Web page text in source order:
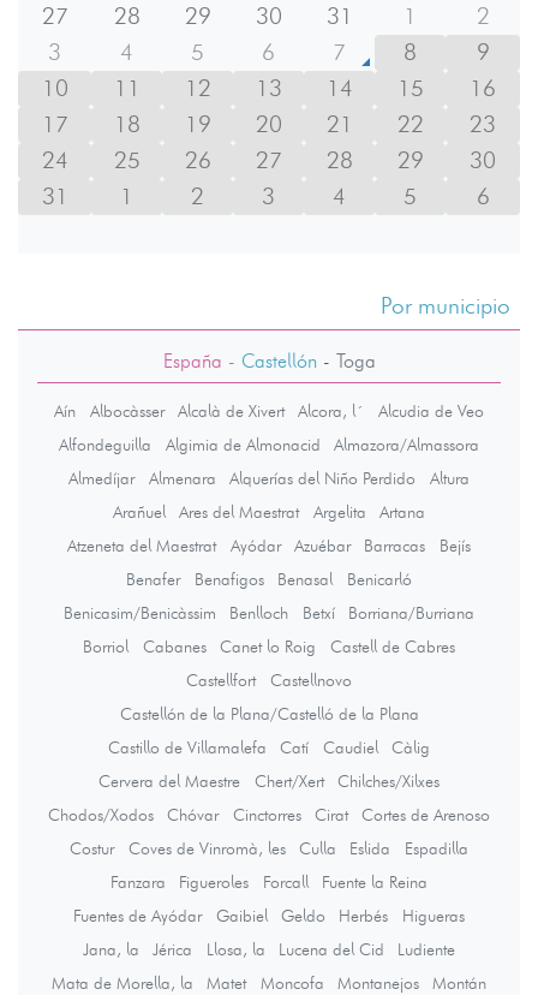
27
28 29 30 31 1
2
3
4 5 6 7 8
9
10
11 12 13 14 15
16
17
18 19 20 21 22
23
24
25 26 27 28 29
30
31
1 2 3 4 5 6
Por municipio
España - Castellón- Toga
Aín Albocàsser Alcalà de Xivert Alcora, l´
Alcudia de Veo
Alfondeguilla
Algimia de Almonacid
Almazora/Almassora
Almedíjar
Almenara Alquerías del Niño Perdido
Altura
Arañuel
Ares del Maestrat Argelita
Artana
Atzeneta del Maestrat
Ayódar Azuébar Barracas
Bejís
Benafer
Benafigos Benasal
Benicarló
Benicasim/Benicàssim
Benlloch Betxí
Borriana/Burriana
Borriol
Cabanes Canet lo Roig
Castell de Cabres
Castellfort
Castellnovo
Castellón de la Plana/Castelló de la Plana
Castillo de Villamalefa
Catí Caudiel
Càlig
Cervera del Maestre
Chert/Xert
Chilches/Xilxes
Chodos/Xodos
Chóvar Cinctorres Cirat
Cortes de Arenoso
Costur
Coves de Vinromà, les Culla Eslida
Espadilla
Fanzara
Figueroles Forcall
Fuente la Reina
Fuentes de Ayódar
Gaibiel Geldo Herbés
Higueras
Jana, la
Jérica Llosa, la Lucena del Cid
Ludiente
Mata de Morella, la
Matet Moncofa Montanejos
Montán